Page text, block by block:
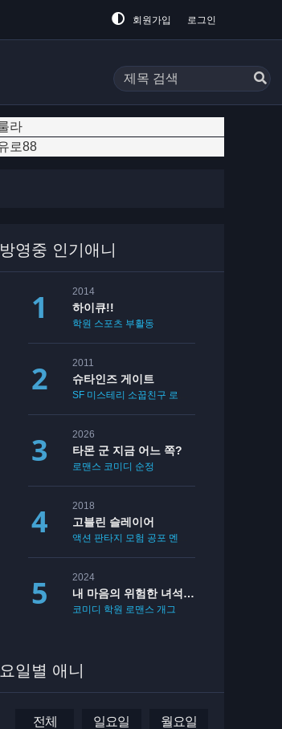
회원가입 로그인
방영중 인기애니
2014
하이큐!!
학원 스포츠 부활동
2011
슈타인즈 게이트
SF 미스테리 소꿉친구 로맨스
2026
타몬 군 지금 어느 쪽?
로맨스 코미디 순정
2018
고블린 슬레이어
액션 판타지 모험 공포 멘붕
2024
내 마음의 위험한 녀석 2기
코미디 학원 로맨스 개그
요일별 애니
전체 일요일 월요일